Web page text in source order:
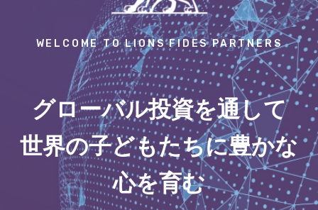
WELCOME TO LIONS FIDES PARTNERS
グローバル投資を通して
世界の子どもたちに豊かな
心を育む